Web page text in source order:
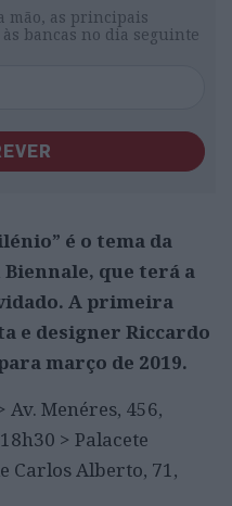
mão, as principais
bancas no dia seguinte
é o tema da
que terá a
A primeira
e designer Riccardo
março de 2019.
Av. Menéres, 456,
> Palacete
Carlos Alberto, 71,